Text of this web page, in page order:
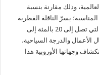
وذلك مقارنة بنسبة
يسرّ الناقلة القطرية
إتاحة أفضل العروض الترويجية والخصومات التي تصل إلى 20 بالمئة إلى
والدرجة السياحية،
وجهاتها الأوروبية هذا